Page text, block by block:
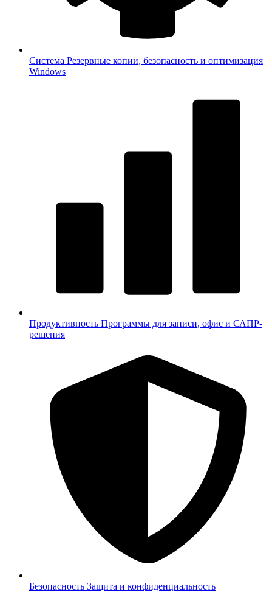
Система Резервные копии, безопасность и оптимизация
Windows
Продуктивность Программы для записи, офис и САПР-
решения
Безопасность Защита и конфиденциальность